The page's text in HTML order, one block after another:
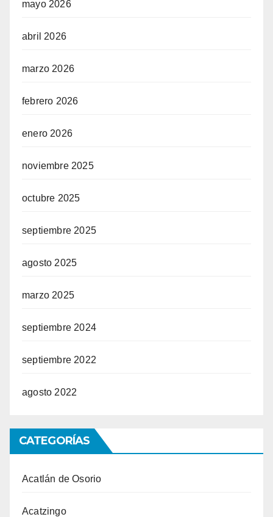
mayo 2026
abril 2026
marzo 2026
febrero 2026
enero 2026
noviembre 2025
octubre 2025
septiembre 2025
agosto 2025
marzo 2025
septiembre 2024
septiembre 2022
agosto 2022
CATEGORÍAS
Acatlán de Osorio
Acatzingo